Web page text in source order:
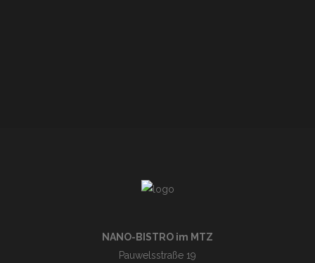
NANO-BISTRO im MTZ
Pauwelsstraße 19